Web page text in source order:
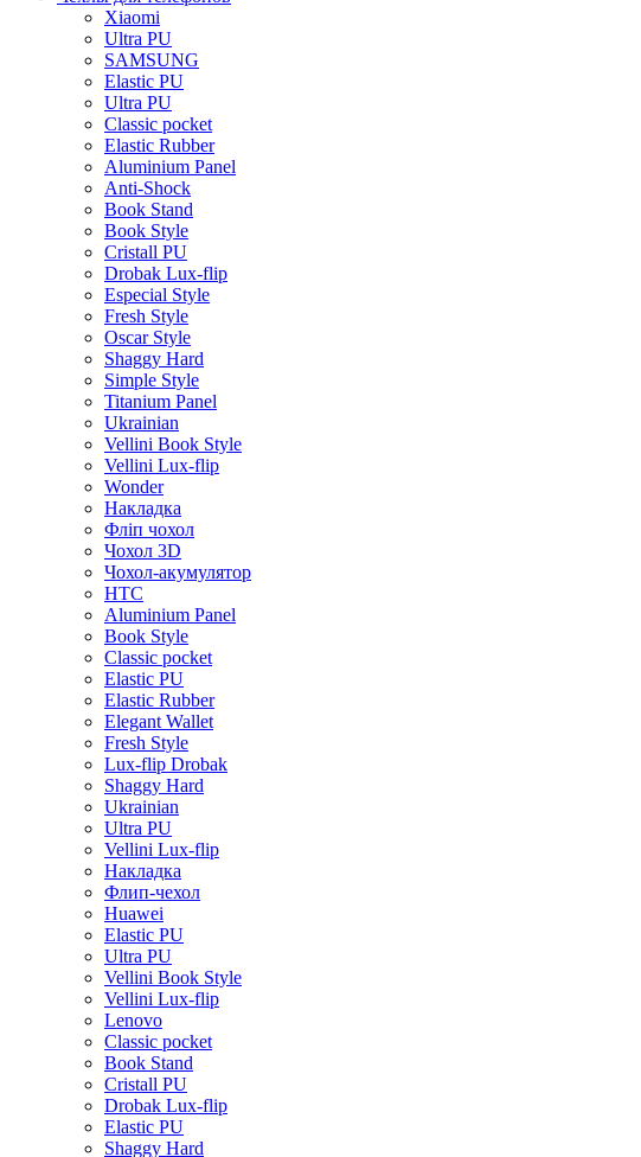
Xiaomi
Ultra PU
SAMSUNG
Elastic PU
Ultra PU
Classic pocket
Elastic Rubber
Aluminium Panel
Anti-Shock
Book Stand
Book Style
Cristall PU
Drobak Lux-flip
Especial Style
Fresh Style
Oscar Style
Shaggy Hard
Simple Style
Titanium Panel
Ukrainian
Vellini Book Style
Vellini Lux-flip
Wonder
Накладка
Фліп чохол
Чохол 3D
Чохол-акумулятор
HTC
Aluminium Panel
Book Style
Classic pocket
Elastic PU
Elastic Rubber
Elegant Wallet
Fresh Style
Lux-flip Drobak
Shaggy Hard
Ukrainian
Ultra PU
Vellini Lux-flip
Накладка
Флип-чехол
Huawei
Elastic PU
Ultra PU
Vellini Book Style
Vellini Lux-flip
Lenovo
Classic pocket
Book Stand
Cristall PU
Drobak Lux-flip
Elastic PU
Shaggy Hard